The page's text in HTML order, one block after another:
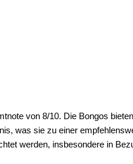
von 8/10. Die Bongos
was sie zu einer
werden, insbesondere in